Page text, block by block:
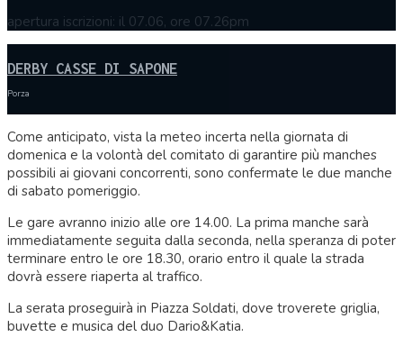
apertura iscrizioni: il 07.06, ore 07.26pm
DERBY CASSE DI SAPONE
Porza
Come anticipato, vista la meteo incerta nella giornata di
domenica e la volontà del comitato di garantire più manches
possibili ai giovani concorrenti, sono confermate le due manche
di sabato pomeriggio.
Le gare avranno inizio alle ore 14.00. La prima manche sarà
immediatamente seguita dalla seconda, nella speranza di poter
terminare entro le ore 18.30, orario entro il quale la strada
dovrà essere riaperta al traffico.
La serata proseguirà in Piazza Soldati, dove troverete griglia,
buvette e musica del duo Dario&Katia.